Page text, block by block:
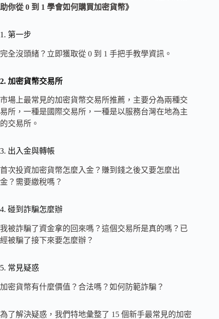
助你從 0 到 1 學會如何購買加密貨幣》
1. 第一步
完全沒頭緒？立即獲取從 0 到 1 手把手教學資訊。
2. 加密貨幣交易所
市場上最常見的加密貨幣交易所推薦，主要分為兩種交
易所，一種是國際交易所，一種是以服務台灣在地為主
的交易所。
3. 出入金與轉帳
首次投資加密貨幣怎麼入金？賺到錢之後又要怎麼出
金？需要繳稅嗎？
4. 碰到詐騙怎麼辦
我被詐騙了資金拿的回來嗎？這個交易所是真的嗎？已
經被騙了接下來要怎麼辦？
5. 常見疑惑
加密貨幣有什麼價值？合法嗎？如何防範詐騙？
為了解決疑惑，我們特地彙整了 15 個新手最常見的加密